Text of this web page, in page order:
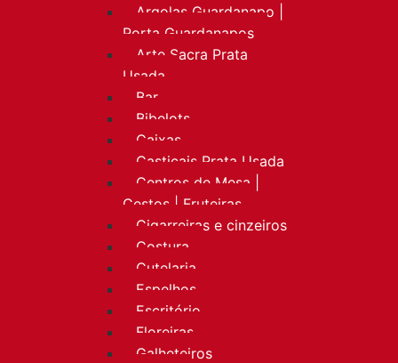
Argolas Guardanapo |
Porta Guardanapos
Arte Sacra Prata
Usada
Bar
Bibelots
Caixas
Castiçais Prata Usada
Centros de Mesa |
Cestos | Fruteiras
Cigarreiras e cinzeiros
Costura
Cutelaria
Espelhos
Escritório
Floreiras
Galheteiros